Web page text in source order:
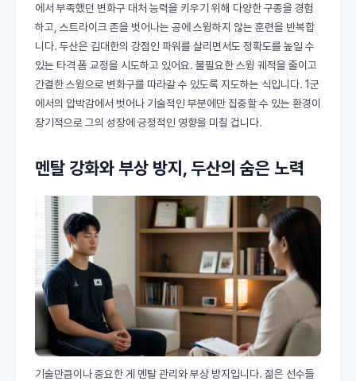
에서 부족했던 변화구 대처 능력을 키우기 위해 다양한 구종을 경험
하고, 스트라이크 존을 벗어나는 공에 스윙하지 않는 훈련을 반복합
니다. 두산은 김대한의 강점인 파워를 살리면서도 정확도를 높일 수
있는 타격 폼 교정을 시도하고 있어요. 불필요한 스윙 궤적을 줄이고
간결한 스윙으로 변화구를 따라갈 수 있도록 지도하는 식입니다. 1군
에서의 압박감에서 벗어나 기술적인 부분에만 집중할 수 있는 환경이
장기적으로 그의 성장에 긍정적인 영향을 미칠 겁니다.
멘탈 강화와 부상 방지, 두산의 숨은 노력
기술만큼이나 중요한 게 멘탈 관리와 부상 방지입니다. 젊은 선수들